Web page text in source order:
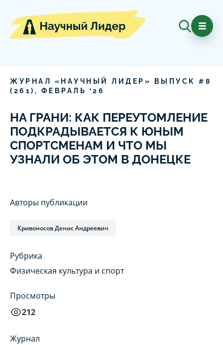
ЖУРНАЛ «НАУЧНЫЙ ЛИДЕР» ВЫПУСК # 8
( 261), ФЕВРАЛЬ ‘26
НА ГРАНИ: КАК ПЕРЕУТОМЛЕНИЕ
ПОДКРАДЫВАЕТСЯ К ЮНЫМ
СПОРТСМЕНАМ И ЧТО МЫ
УЗНАЛИ ОБ ЭТОМ В ДОНЕЦКЕ
Авторы публикации
Кривоносов Денис Андреевич
Рубрика
Физическая культура и спорт
Просмотры
212
Журнал